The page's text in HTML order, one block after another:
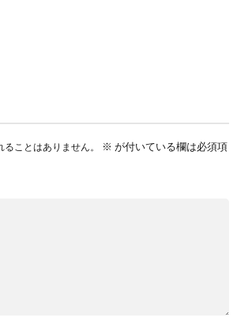
ことはありません。 ※ が付いている欄は必須項